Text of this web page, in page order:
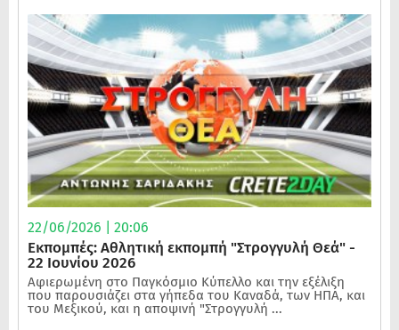
22/06/2026 | 20:06
Εκπομπές: Αθλητική εκπομπή "Στρογγυλή Θεά" -
22 Ιουνίου 2026
Αφιερωμένη στο Παγκόσμιο Κύπελλο και την εξέλιξη
που παρουσιάζει στα γήπεδα του Καναδά, των ΗΠΑ, και
του Μεξικού, και η αποψινή "Στρογγυλή ...